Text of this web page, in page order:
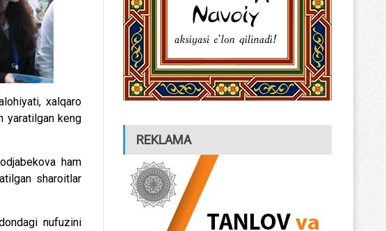
xalqaro
yaratilgan keng
ham
sharoitlar
nufuzini
REKLAMA